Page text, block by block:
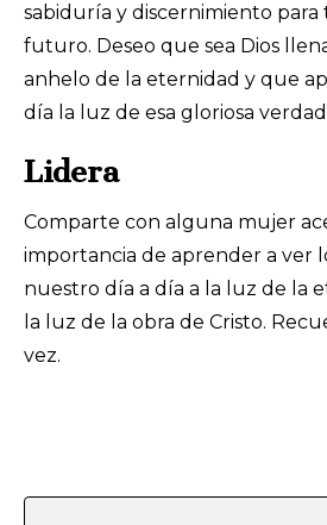
sabiduría y discernimiento para
futuro. Deseo que sea Dios
anhelo de la eternidad y que
día la luz de esa gloriosa
Lidera
Comparte con alguna mujer
importancia de aprender a ver
nuestro día a día a la luz de la
la luz de la obra de Cristo.
vez.